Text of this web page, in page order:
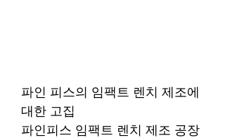
파인 피스의 임팩트 렌치 제조에
대한 고집
파인피스 임팩트 렌치 제조 공장